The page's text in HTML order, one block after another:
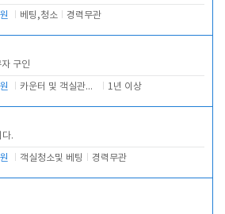
베팅,청소 경력무관
구인
카운터 및 객실관리 전반 1년 이상
다.
객실청소및 베팅 경력무관